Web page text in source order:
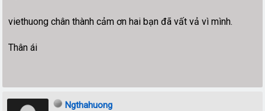
viethuong chân thành cảm ơn hai bạn đã vất vả vì mình.
Thân ái
Ngthahuong